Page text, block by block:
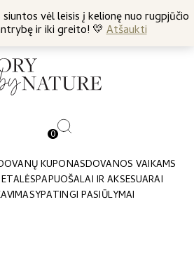
siuntos vėl leisis į kelionę nuo rugpjūčio
ir iki greito! 💛Atšaukti
nuo 45 Eur +370 682 57369
0
KUPONASDOVANOS VAIKAMS
PAPUOŠALAI IR AKSESUARAI
YPATINGI PASIŪLYMAI